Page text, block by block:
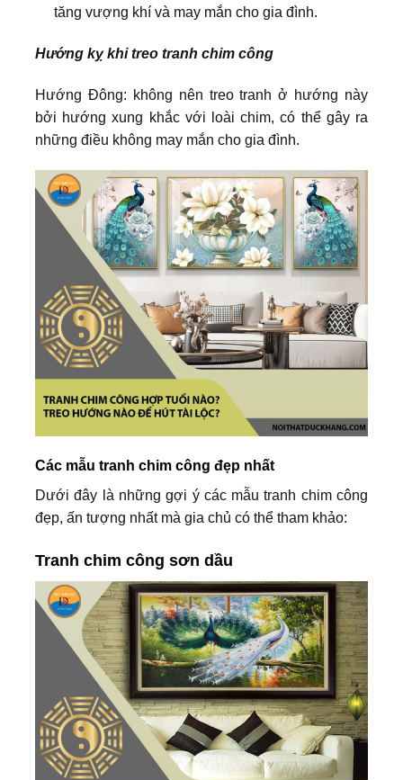
tăng vượng khí và may mắn cho gia đình.
Hướng kỵ khi treo tranh chim công
Hướng Đông: không nên treo tranh ở hướng này
bởi hướng xung khắc với loài chim, có thể gây ra
những điều không may mắn cho gia đình.
Các mẫu tranh chim công đẹp nhất
Dưới đây là những gợi ý các mẫu tranh chim công
đẹp, ấn tượng nhất mà gia chủ có thể tham khảo:
Tranh chim công sơn dầu